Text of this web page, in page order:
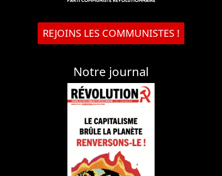
REJOINS LES COMMUNISTES !
Notre journal